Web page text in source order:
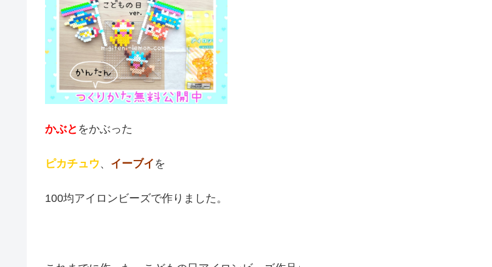
かぶと をかぶった
ピカチュウ、 イーブイ を
100均アイロンビーズで作りました。